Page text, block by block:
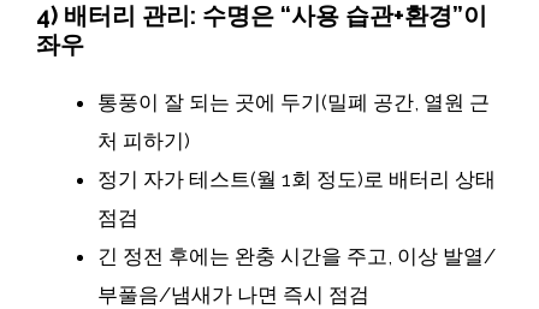
4) 배터리 관리: 수명은 “사용 습관+환경”이
좌우
통풍이 잘 되는 곳에 두기(밀폐 공간, 열원 근
처 피하기)
정기 자가 테스트(월 1회 정도)로 배터리 상태
점검
긴 정전 후에는 완충 시간을 주고, 이상 발열/
부풀음/냄새가 나면 즉시 점검